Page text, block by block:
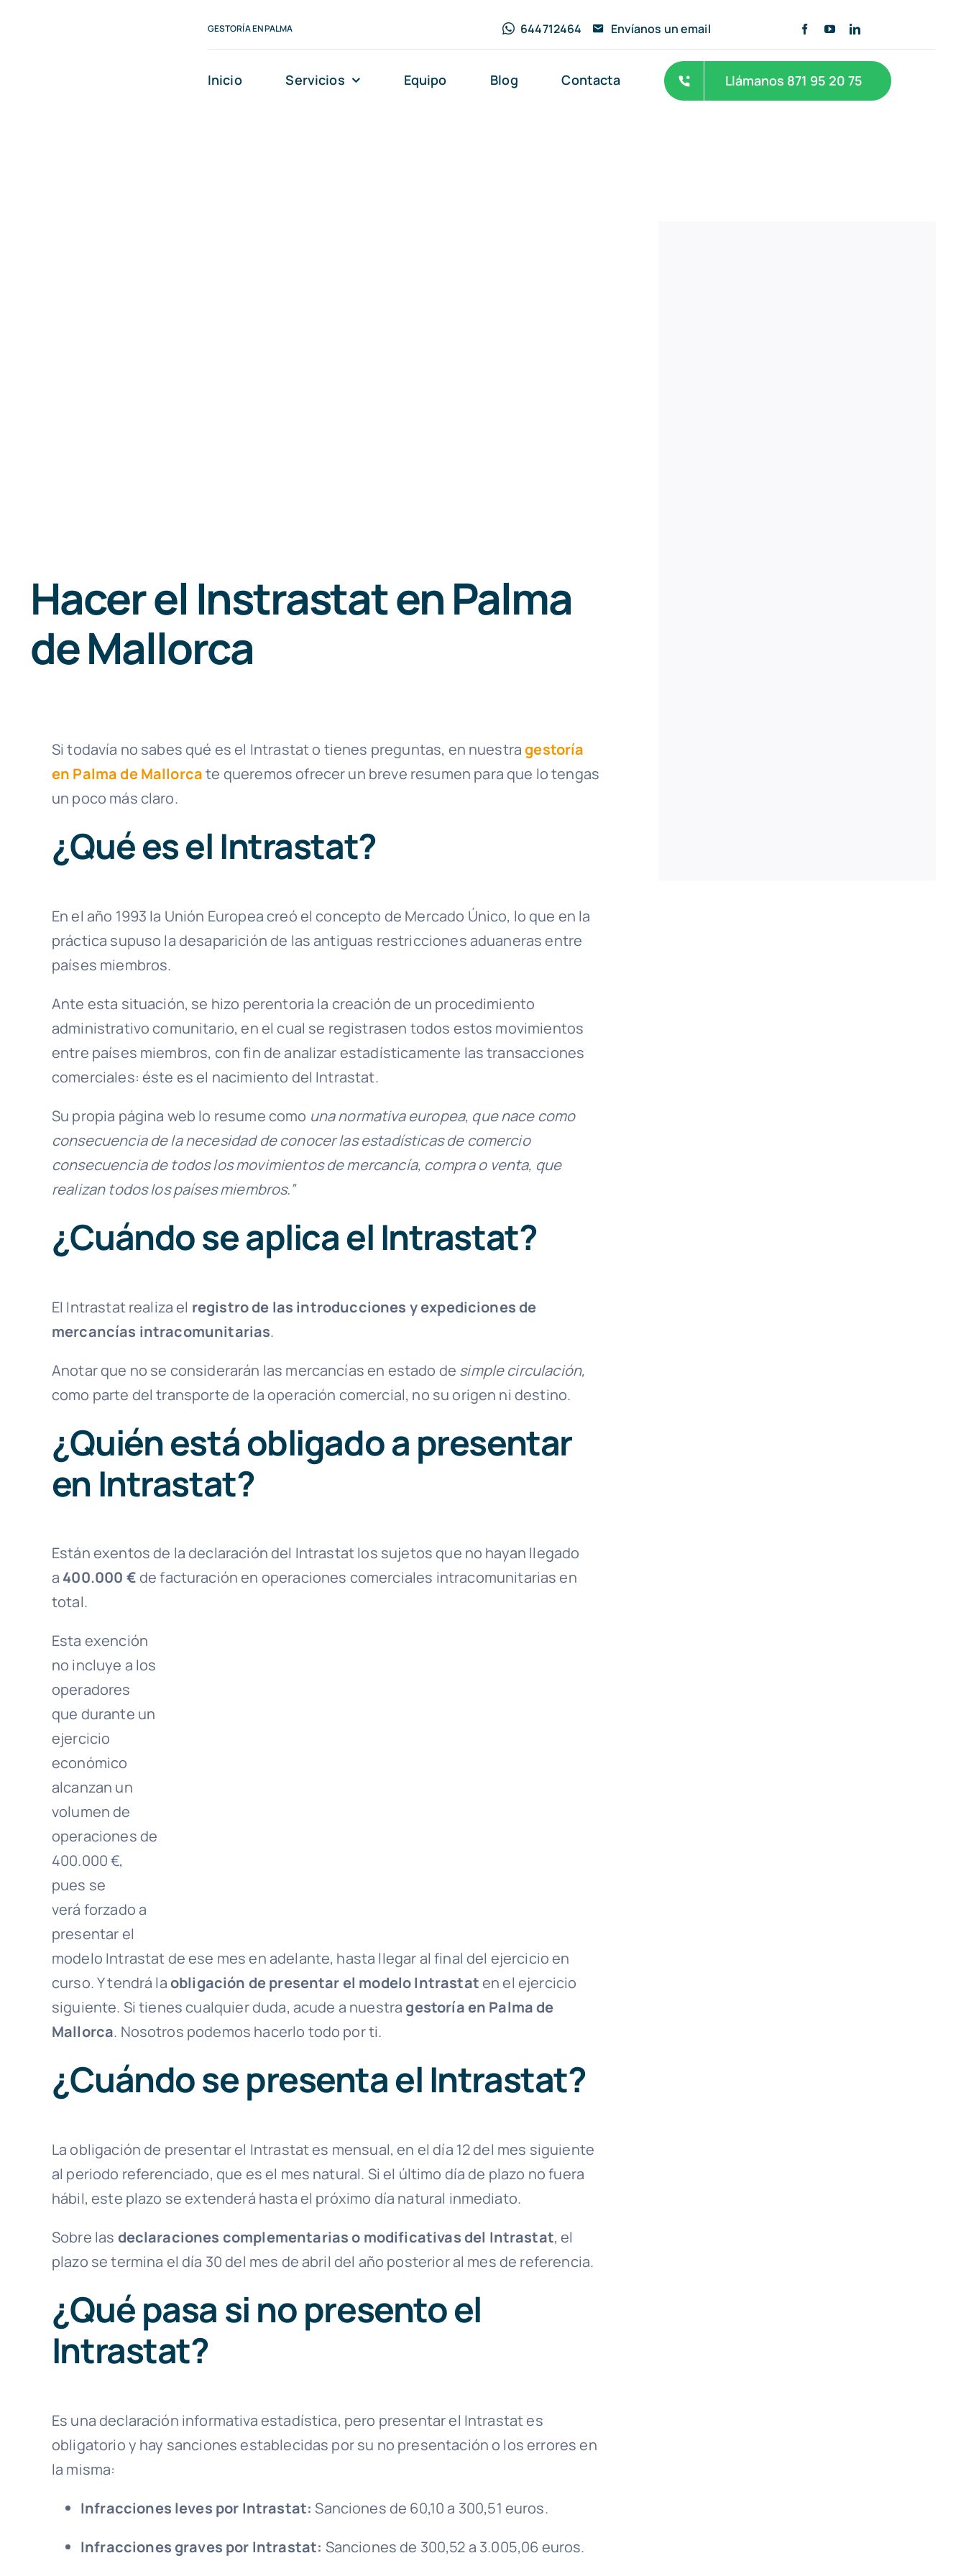
GESTORÍA EN PALMA 644712464 Envíanos un email
Inicio Servicios Equipo Blog Contacta Llámanos 871 95 20 75
Hacer el Instrastat en Palma
de Mallorca
Si todavía no sabes qué es el Intrastat o tienes preguntas, en nuestragestoría
en Palma de Mallorcate queremos ofrecer un breve resumen para que lo tengas
un poco más claro.
¿Qué es el Intrastat?
En el año 1993 la Unión Europea creó el concepto de Mercado Único, lo que en la
práctica supuso la desaparición de las antiguas restricciones aduaneras entre
países miembros.
Ante esta situación, se hizo perentoria la creación de un procedimiento
administrativo comunitario, en el cual se registrasen todos estos movimientos
entre países miembros, con fin de analizar estadísticamente las transacciones
comerciales: éste es el nacimiento del Intrastat.
Su propia página web lo resume como una normativa europea, que nace como
consecuencia de la necesidad de conocer las estadísticas de comercio
consecuencia de todos los movimientos de mercancía, compra o venta, que
realizan todos los países miembros.”
¿Cuándo se aplica el Intrastat?
El Intrastat realiza el registro de las introducciones y expediciones de
mercancías intracomunitarias.
Anotar que no se considerarán las mercancías en estado de simple circulación,
como parte del transporte de la operación comercial, no su origen ni destino.
¿Quién está obligado a presentar
en Intrastat?
Están exentos de la declaración del Intrastat los sujetos que no hayan llegado
a 400.000 €de facturación en operaciones comerciales intracomunitarias en
total.
Esta exención
no incluye a los
operadores
que durante un
ejercicio
económico
alcanzan un
volumen de
operaciones de
400.000 €,
pues se
verá forzado a
presentar el
modelo Intrastat de ese mes en adelante, hasta llegar al final del ejercicio en
curso. Y tendrá laobligación de presentar el modelo Intrastaten el ejercicio
siguiente. Si tienes cualquier duda, acude a nuestragestoría en Palma de
Mallorca. Nosotros podemos hacerlo todo por ti.
¿Cuándo se presenta el Intrastat?
La obligación de presentar el Intrastat es mensual, en el día 12 del mes siguiente
al periodo referenciado, que es el mes natural. Si el último día de plazo no fuera
hábil, este plazo se extenderá hasta el próximo día natural inmediato.
Sobre las declaraciones complementarias o modificativas del Intrastat, el
plazo se termina el día 30 del mes de abril del año posterior al mes de referencia.
¿Qué pasa si no presento el
Intrastat?
Es una declaración informativa estadística, pero presentar el Intrastat es
obligatorio y hay sanciones establecidas por su no presentación o los errores en
la misma:
Infracciones leves por Intrastat: Sanciones de 60,10 a 300,51 euros.
Infraccionesgraves por Intrastat: Sanciones de 300,52 a 3.005,06 euros.